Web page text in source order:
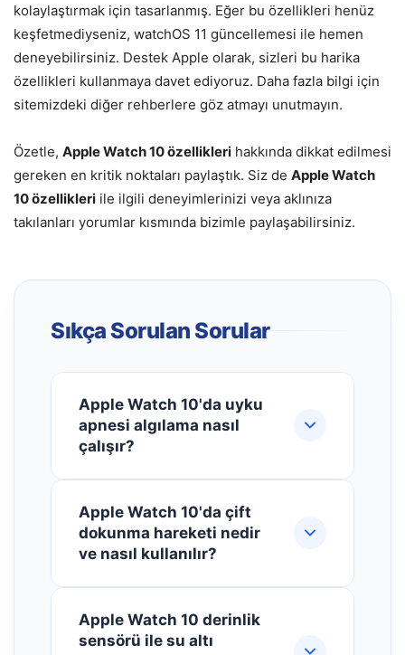
kolaylaştırmak için tasarlanmış. Eğer bu özellikleri henüz
keşfetmediyseniz, watchOS 11 güncellemesi ile hemen
deneyebilirsiniz. Destek Apple olarak, sizleri bu harika
özellikleri kullanmaya davet ediyoruz. Daha fazla bilgi için
sitemizdeki diğer rehberlere göz atmayı unutmayın.
Özetle, Apple Watch 10 özellikleri hakkında dikkat edilmesi
gereken en kritik noktaları paylaştık. Siz de Apple Watch
10 özellikleri ile ilgili deneyimlerinizi veya aklınıza
takılanları yorumlar kısmında bizimle paylaşabilirsiniz.
Sıkça Sorulan Sorular
Apple Watch 10'da uyku
apnesi algılama nasıl
çalışır?
birlikte gelen uyku apnesi algılama
özelliği sayesinde uyku sırasında
boyunca nefes alıp verme sıklığınızı
analiz ederek olası uyku apnesi
belirtilerini tespit eder ve bu verileri
Apple Watch 10'da çift
dokunma hareketi nedir
ve nasıl kullanılır?
10'da elleriniz doluyken saatinizi
Apple Watch 10 derinlik
sensörü ile su altı